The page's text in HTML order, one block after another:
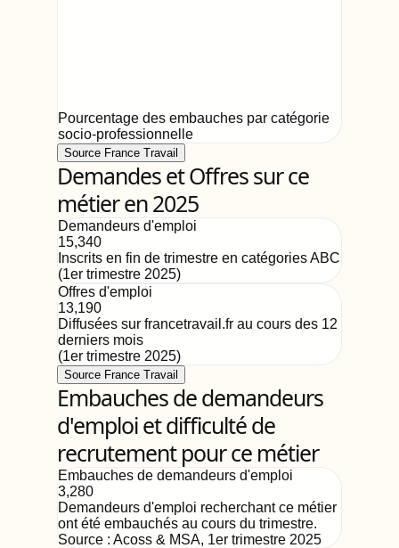
Pourcentage des embauches par catégorie
socio-professionnelle
Source France Travail
Demandes et Offres sur ce
métier en 2025
Demandeurs d'emploi
15,340
Inscrits en fin de trimestre en catégories ABC
(1er trimestre 2025)
Offres d'emploi
13,190
Diffusées sur francetravail.fr au cours des 12
derniers mois
(1er trimestre 2025)
Source France Travail
Embauches de demandeurs
d'emploi et difficulté de
recrutement pour ce métier
Embauches de demandeurs d'emploi
3,280
Demandeurs d'emploi recherchant ce métier
ont été embauchés au cours du trimestre.
Source : Acoss & MSA, 1er trimestre 2025